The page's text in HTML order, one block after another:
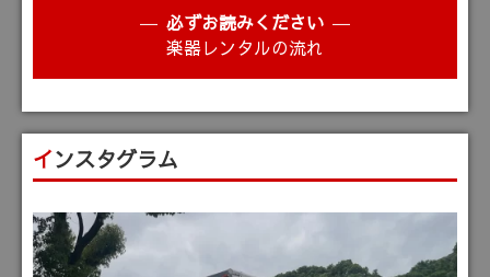
必ずお読みください
楽器レンタルの流れ
インスタグラム